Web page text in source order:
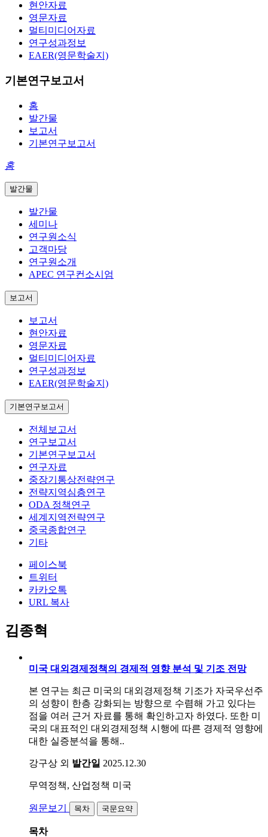
현안자료
영문자료
멀티미디어자료
연구성과정보
EAER(영문학술지)
기본연구보고서
홈
발간물
보고서
기본연구보고서
홈
발간물
발간물
세미나
연구원소식
고객마당
연구원소개
APEC 연구컨소시엄
보고서
보고서
현안자료
영문자료
멀티미디어자료
연구성과정보
EAER(영문학술지)
기본연구보고서
전체보고서
연구보고서
기본연구보고서
연구자료
중장기통상전략연구
전략지역심층연구
ODA 정책연구
세계지역전략연구
중국종합연구
기타
페이스북
트위터
카카오톡
URL 복사
김종혁
미국 대외경제정책의 경제적 영향 분석 및 기조 전망
본 연구는 최근 미국의 대외경제정책 기조가 자국우선주
의 성향이 한층 강화되는 방향으로 수렴해 가고 있다는
점을 여러 근거 자료를 통해 확인하고자 하였다. 또한 미
국의 대표적인 대외경제정책 시행에 따른 경제적 영향에
대한 실증분석을 통해..
강구상 외 발간일 2025.12.30
무역정책, 산업정책 미국
원문보기 목차 국문요약
목차